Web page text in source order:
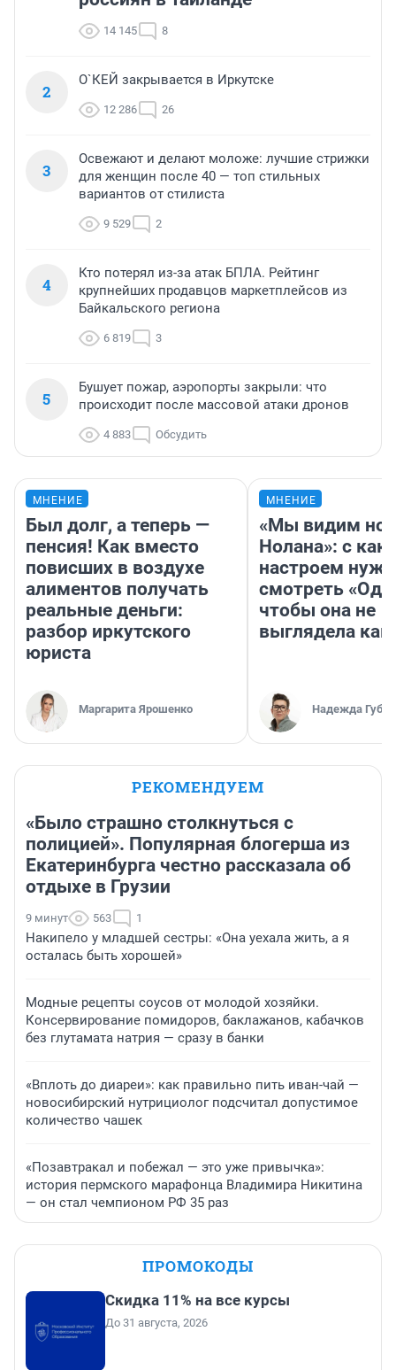
14 145 8
2
О`КЕЙ закрывается в Иркутске
12 286 26
3
Освежают и делают моложе: лучшие стрижки
для женщин после 40 — топ стильных
вариантов от стилиста
9 529 2
4
Кто потерял из-за атак БПЛА. Рейтинг
крупнейших продавцов маркетплейсов из
Байкальского региона
6 819 3
5
Бушует пожар, аэропорты закрыли: что
происходит после массовой атаки дронов
4 883 Обсудить
МНЕНИЕ
Был долг, а теперь —
пенсия! Как вместо
повисших в воздухе
алиментов получать
реальные деньги:
разбор иркутского
юриста
Маргарита Ярошенко
МНЕНИЕ
«Мы видим
Нолана»: с
настроем
смотреть
чтобы она не
выглядела как
Надежда
РЕКОМЕНДУЕМ
«Было страшно столкнуться с
полицией». Популярная блогерша из
Екатеринбурга честно рассказала об
отдыхе в Грузии
9 минут 563 1
Накипело у младшей сестры: «Она уехала жить, а я
осталась быть хорошей»
Модные рецепты соусов от молодой хозяйки.
Консервирование помидоров, баклажанов, кабачков
без глутамата натрия — сразу в банки
«Вплоть до диареи»: как правильно пить иван-чай —
новосибирский нутрициолог подсчитал допустимое
количество чашек
«Позавтракал и побежал — это уже привычка»:
история пермского марафонца Владимира Никитина
— он стал чемпионом РФ 35 раз
ПРОМОКОДЫ
Скидка 11% на все курсы
До 31 августа, 2026